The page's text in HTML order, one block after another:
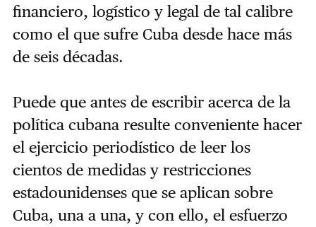
financiero, logístico y legal de tal calibre
como el que sufre Cuba desde hace más
de seis décadas.
Puede que antes de escribir acerca de la
política cubana resulte conveniente hacer
el ejercicio periodístico de leer los
cientos de medidas y restricciones
estadounidenses que se aplican sobre
Cuba, una a una, y con ello, el esfuerzo